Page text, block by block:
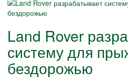
Land Rover
систему для
бездорожью